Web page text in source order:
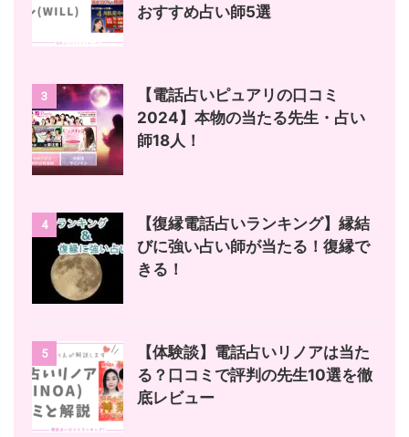
おすすめ占い師5選
3
【電話占いピュアリの口コミ
2024】本物の当たる先生・占い
師18人！
4
【復縁電話占いランキング】縁結
びに強い占い師が当たる！復縁で
きる！
5
【体験談】電話占いリノアは当た
る？口コミで評判の先生10選を徹
底レビュー